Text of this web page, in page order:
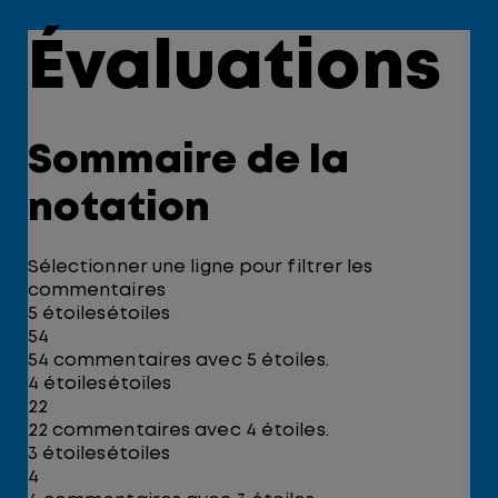
2
évaluations
5.
127
évaluations
Évaluations
Sommaire de la
notation
Sélectionner une ligne pour filtrer les
commentaires
5 étoiles étoiles
54
54 commentaires avec 5 étoiles.
4 étoiles étoiles
22
22 commentaires avec 4 étoiles.
3 étoiles étoiles
4